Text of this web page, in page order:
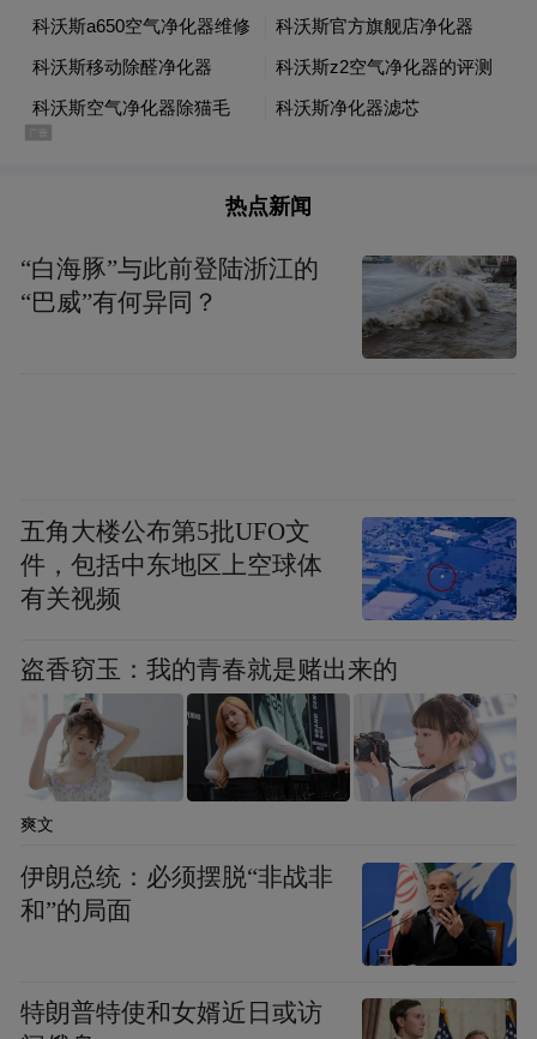
我们。遇到任何问题，一个电话他就会来到
店里帮我们解决。他的热情和对事业的执着
感染了我们。”
在体彩公益事业的实践之路上，陈洪文从未
停下脚步。在对多个体育场馆进行实地考察
后，他选择了武平青少年活动中心的羽毛球
每逢高考季节，他还会带领几位代销者在当
地的学校周边搭建“助力高考”的爱心帐篷，
免费为考生们提供矿泉水、扇子、记号笔等
陈洪文希望通过自己在体彩工作中的不懈努
力和拼搏，帮助代销者们实现他们的创业梦
想。他始终铭记“公益体彩 乐善人生”的品牌
理念，将其视为一份坚守的信念、一颗永葆
的初心。
“特别声明：以上作品内容(包括在内的视频、图片或音
布，本平台仅提供信息存储空间服务。
热点新闻
“白海豚”与此前登陆浙江的
“巴威”有何异同？
五角大楼公布第5批UFO文
件，包括中东地区上空球体
有关视频
盗香窃玉：我的青春就是赌出来的
爽文
伊朗总统：必须摆脱“非战非
和”的局面
特朗普特使和女婿近日或访